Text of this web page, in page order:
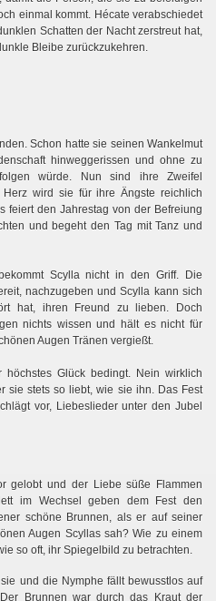
einmal kommt. Hécate verabschiedet
Schatten der Nacht zerstreut hat,
Bleibe zurückzukehren.
Schon hatte sie seinen Wankelmut
hinweggerissen und ohne zu
würde. Nun sind ihre Zweifel
wird sie für ihre Ängste reichlich
feiert den Jahrestag von der Befreiung
und begeht den Tag mit Tanz und
Scylla nicht in den Griff. Die
nachzugeben und Scylla kann sich
hat, ihren Freund zu lieben. Doch
nichts wissen und hält es nicht für
Augen Tränen vergießt.
Glück bedingt. Nein wirklich
sie stets so liebt, wie sie ihn. Das Fest
vor, Liebeslieder unter den Jubel
gelobt und der Liebe süße Flammen
im Wechsel geben dem Fest den
schöne Brunnen, als er auf seiner
Augen Scyllas sah? Wie zu einem
so oft, ihr Spiegelbild zu betrachten.
und die Nymphe fällt bewusstlos auf
Brunnen war durch das Kraut der